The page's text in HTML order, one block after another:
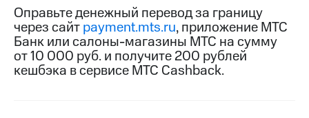
связь
Перенести
номер
в МТС
Тарифы
кабинет
Скачать
приложение
Мой
МТС
Акции
Оправьте денежный перевод за границу
через сайтpayment.mts.ru, приложение МТС
Банк или салоны-магазины МТС на сумму
от 10 000 руб. и получите 200 рублей
кешбэка в сервисе МТС Cashback.